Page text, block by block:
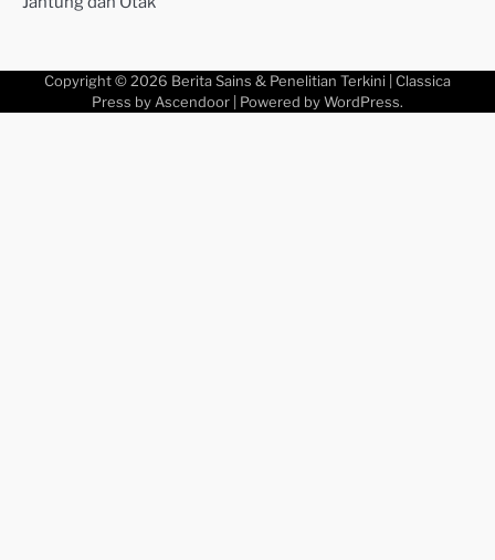
Copyright © 2026 Berita Sains & Penelitian Terkini | Classica
Press by Ascendoor | Powered by WordPress.